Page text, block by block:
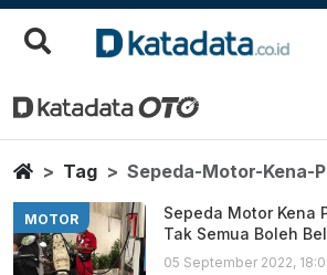
Sepeda Motor Kena
Berita Terbaru
HomeTag Sepeda-Motor-Kena-
MOTOR
Sepeda Motor Kena
Tak Semua Boleh
05 September 2022,